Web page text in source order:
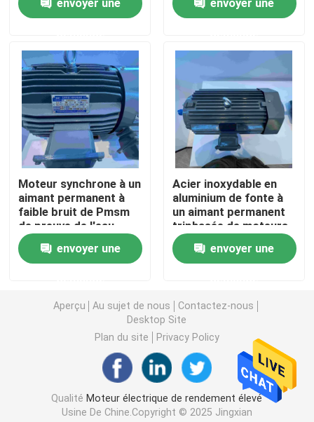
Demandez une citation
Moteur électrique de rendement élevé
Moteurs électriques monophasé
Moteurs électriques triphasés
Moteurs électriques de basse tension
Moteur à induction moyen de tension
Moteurs électriques anti-déflagrants
Moteurs électriques de C.C
Moteur électrique de vitesse variable
Moteur synchrone à un
aimant permanent à
faible bruit de Pmsm
de preuve de l'eau
envoyer une
Acier inoxydable en
aluminium de fonte à
un aimant permanent
triphasée de moteurs
synchrones
envoyer une
Aperçu Au sujet de nous
Contactez-nous
Desktop Site
Plan du site
Privacy Policy
Qualité Moteur électrique de rendement élevé
Usine De Chine.Copyright © 2025 Jingxian